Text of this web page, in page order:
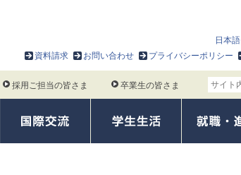
日本語
資料請求
お問い合わせ プライバシーポリシー
採用ご担当の皆さま 卒業生の皆さま